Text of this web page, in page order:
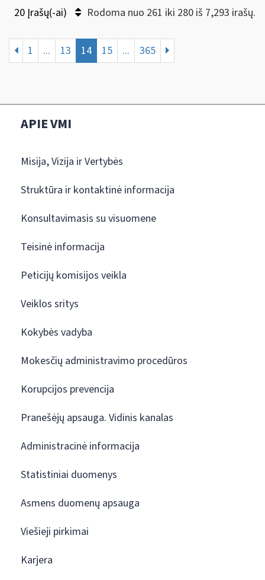
20 Įrašų(-ai) Rodoma nuo 261 iki 280 iš 7,293 irašų.
1 ... 13 14 15 ... 365
APIE VMI
Misija, Vizija ir Vertybės
Struktūra ir kontaktinė informacija
Konsultavimasis su visuomene
Teisinė informacija
Peticijų komisijos veikla
Veiklos sritys
Kokybės vadyba
Mokesčių administravimo procedūros
Korupcijos prevencija
Pranešėjų apsauga. Vidinis kanalas
Administracinė informacija
Statistiniai duomenys
Asmens duomenų apsauga
Viešieji pirkimai
Karjera